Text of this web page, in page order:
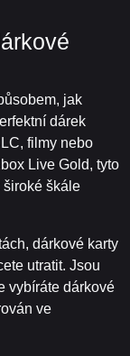
jak
dárek
filmy nebo
Live Gold, tyto
škále
dárkové karty
utratit. Jsou
vybíráte dárkové
ve